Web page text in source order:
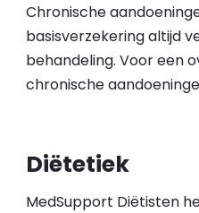
Chronische
basisverzekering altijd
behandeling. Voor een
chronische
Diëtetiek
MedSupport Diëtisten